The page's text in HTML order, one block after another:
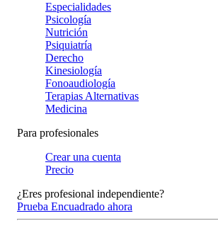
Especialidades
Psicología
Nutrición
Psiquiatría
Derecho
Kinesiología
Fonoaudiología
Terapias Alternativas
Medicina
Para profesionales
Crear una cuenta
Precio
¿Eres profesional independiente?
Prueba Encuadrado ahora